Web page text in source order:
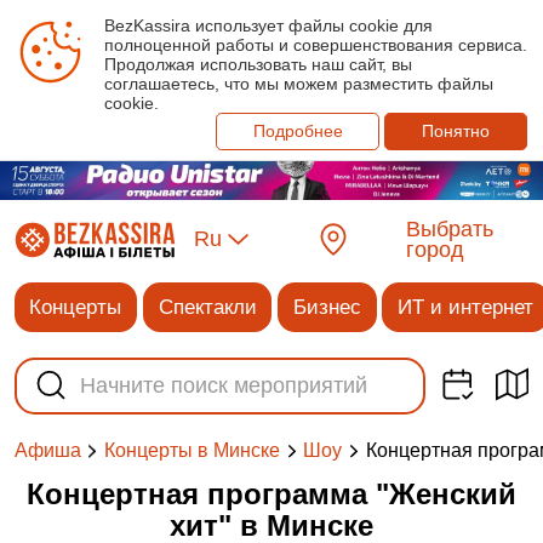
BezKassira использует файлы cookie для
полноценной работы и совершенствования сервиса.
Продолжая использовать наш сайт, вы
соглашаетесь, что мы можем разместить файлы
cookie.
Подробнее
Понятно
Ru
Выбрать
город
Концерты Спектакли Бизнес ИТ и интернет
Афиша Концерты в Минске Шоу Концертная
Концертная программа "Женский
хит" в Минске